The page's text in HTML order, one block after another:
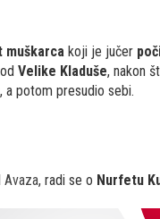
koji je jučer
Velike Kladuše, nakon
a potom presudio sebi.
Avaza, radi se o Nurfetu